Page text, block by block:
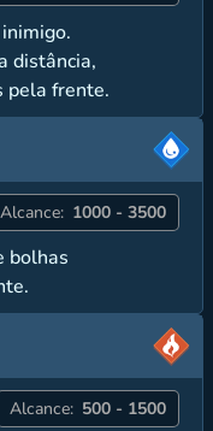
distância,
pela frente.
Alcance: 1000 - 3500
bolhas
Alcance: 500 - 1500